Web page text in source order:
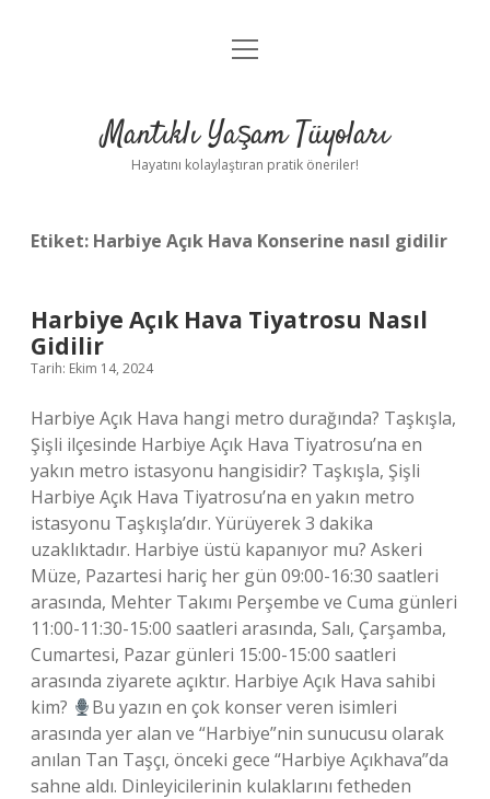
Anasayfa
Yasal Uyarı
menüyü
Mantıklı Yaşam Tüyoları
Hayatını kolaylaştıran pratik öneriler!
Etiket: Harbiye Açık Hava Konserine nasıl gidilir
Harbiye Açık Hava Tiyatrosu Nasıl
Gidilir
Tarih: Ekim 14, 2024
Harbiye Açık Hava hangi metro durağında? Taşkışla,
Şişli ilçesinde Harbiye Açık Hava Tiyatrosu’na en
yakın metro istasyonu hangisidir? Taşkışla, Şişli
Harbiye Açık Hava Tiyatrosu’na en yakın metro
istasyonu Taşkışla’dır. Yürüyerek 3 dakika
uzaklıktadır. Harbiye üstü kapanıyor mu? Askeri
Müze, Pazartesi hariç her gün 09:00-16:30 saatleri
arasında, Mehter Takımı Perşembe ve Cuma günleri
11:00-11:30-15:00 saatleri arasında, Salı, Çarşamba,
Cumartesi, Pazar günleri 15:00-15:00 saatleri
arasında ziyarete açıktır. Harbiye Açık Hava sahibi
kim?
Bu yazın en çok konser veren isimleri
arasında yer alan ve “Harbiye”nin sunucusu olarak
anılan Tan Taşçı, önceki gece “Harbiye Açıkhava”da
sahne aldı. Dinleyicilerinin kulaklarını fetheden